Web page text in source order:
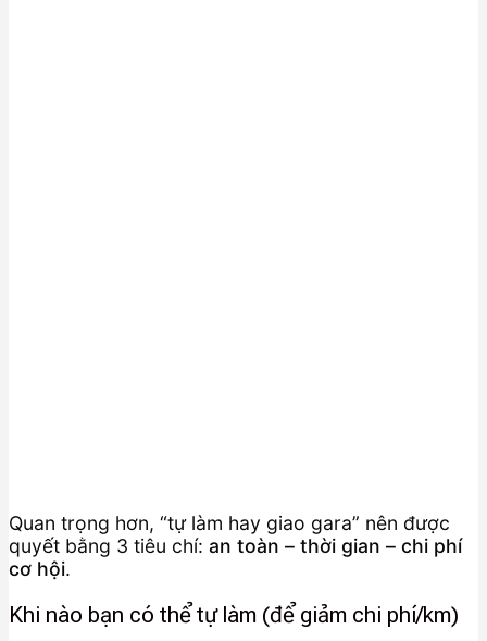
Quan trọng hơn, “tự làm hay giao gara” nên được
quyết bằng 3 tiêu chí: an toàn – thời gian – chi phí
cơ hội.
Khi nào bạn có thể tự làm (để giảm chi phí/km)